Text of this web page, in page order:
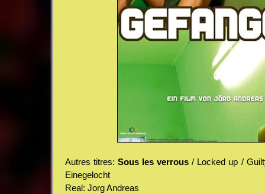
Autres titres:Sous les verrous / Locked up /
Einegelocht
Real: Jorg Andreas